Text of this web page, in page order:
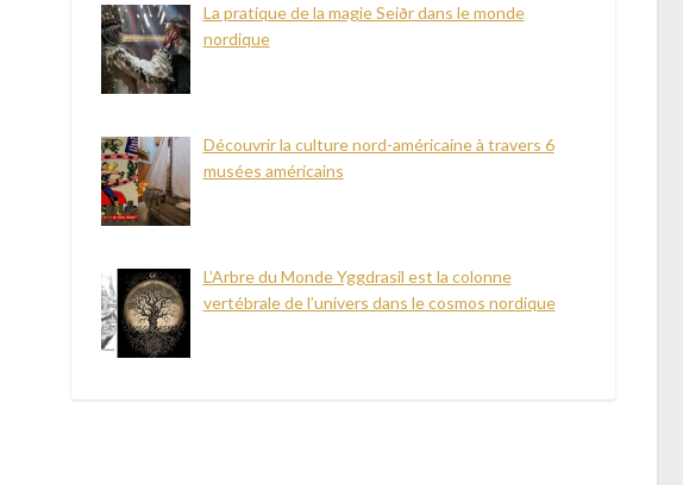
La pratique de la magie Seiðr dans le monde
nordique
Découvrir la culture nord-américaine à travers 6
musées américains
L’Arbre du Monde Yggdrasil est la colonne
vertébrale de l’univers dans le cosmos nordique